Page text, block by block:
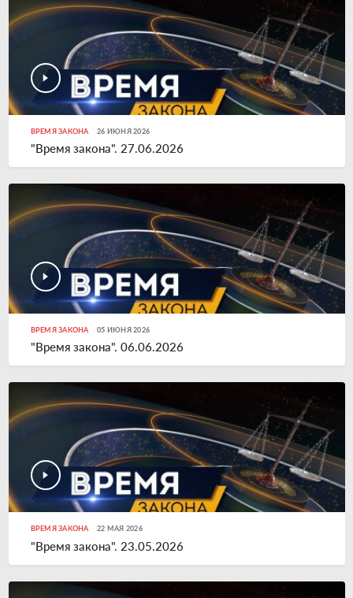
ВРЕМЯ ЗАКОНА 26 ИЮНЯ 2026
"Время закона". 27.06.2026
ВРЕМЯ ЗАКОНА 05 ИЮНЯ 2026
"Время закона". 06.06.2026
ВРЕМЯ ЗАКОНА 22 МАЯ 2026
"Время закона". 23.05.2026